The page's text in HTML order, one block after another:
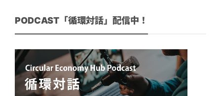
PODCAST「循環対話」配信中！